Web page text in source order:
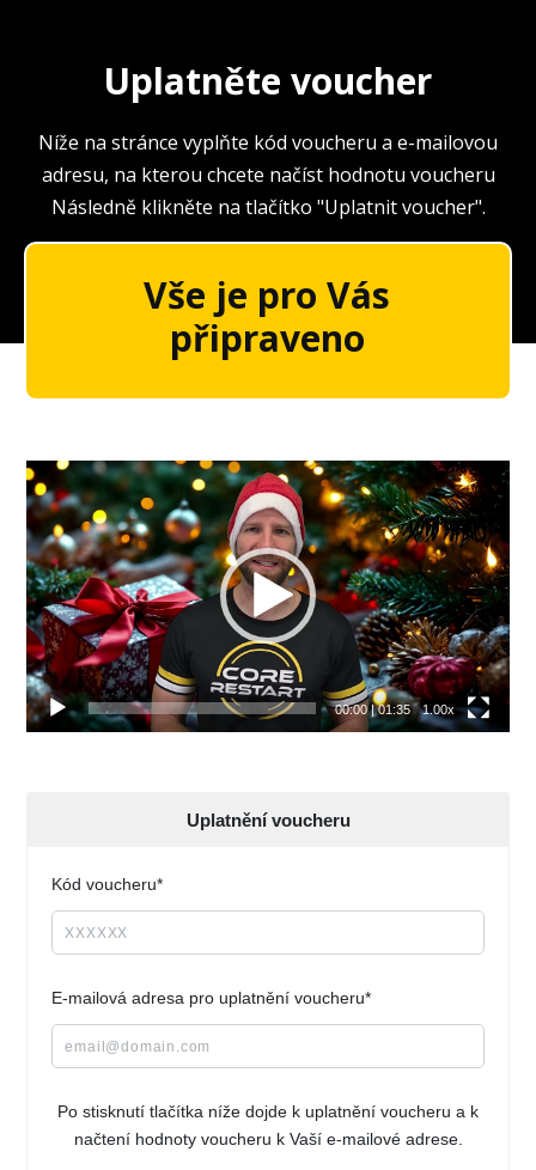
Uplatněte voucher
Níže na stránce vyplňte kód voucheru a e-mailovou
adresu, na kterou chcete načíst hodnotu voucheru
Následně klikněte na tlačítko "Uplatnit voucher".
Vše je pro Vás
připraveno
Video
přehrávač
00:00|01:35 1.00x
Uplatnění voucheru
Kód voucheru*
E-mailová adresa pro uplatnění voucheru*
Po stisknutí tlačítka níže dojde k uplatnění voucheru a k
načtení hodnoty voucheru k Vaší e-mailové adrese.